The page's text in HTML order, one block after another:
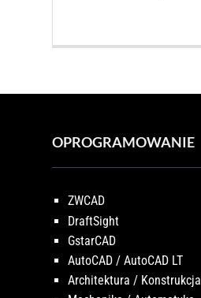
OPROGRAMOWANIE
ZWCAD
DraftSight
GstarCAD
AutoCAD / AutoCAD LT
Architektura / Konstrukcja